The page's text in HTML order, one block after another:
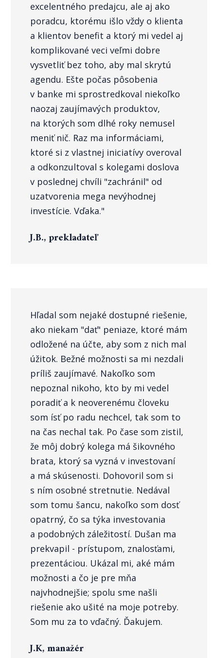
excelentného predajcu, ale aj ako
poradcu, ktorému išlo vždy o klienta
a klientov benefit a ktorý mi vedel aj
komplikované veci veľmi dobre
vysvetliť bez toho, aby mal skrytú
agendu. Ešte počas pôsobenia
v banke mi sprostredkoval niekoľko
naozaj zaujímavých produktov,
na ktorých som dlhé roky nemusel
meniť nič. Raz ma informáciami,
ktoré si z vlastnej iniciatívy overoval
a odkonzultoval s kolegami doslova
v poslednej chvíli "zachránil" od
uzatvorenia mega nevýhodnej
investície. Vďaka."
J.B., prekladateľ
Hľadal som nejaké dostupné riešenie,
ako niekam "dať" peniaze, ktoré mám
odložené na účte, aby som z nich mal
úžitok. Bežné možnosti sa mi nezdali
príliš zaujímavé. Nakoľko som
nepoznal nikoho, kto by mi vedel
poradiť a k neoverenému človeku
som ísť po radu nechcel, tak som to
na čas nechal tak. Po čase som zistil,
že môj dobrý kolega má šikovného
brata, ktorý sa vyzná v investovaní
a má skúsenosti. Dohovoril som si
s ním osobné stretnutie. Nedával
som tomu šancu, nakoľko som dosť
opatrný, čo sa týka investovania
a podobných záležitostí. Dušan ma
prekvapil - prístupom, znalosťami,
prezentáciou. Ukázal mi, aké mám
možnosti a čo je pre mňa
najvhodnejšie; spolu sme našli
riešenie ako ušité na moje potreby.
Som mu za to vďačný. Ďakujem.
J.K, manažér